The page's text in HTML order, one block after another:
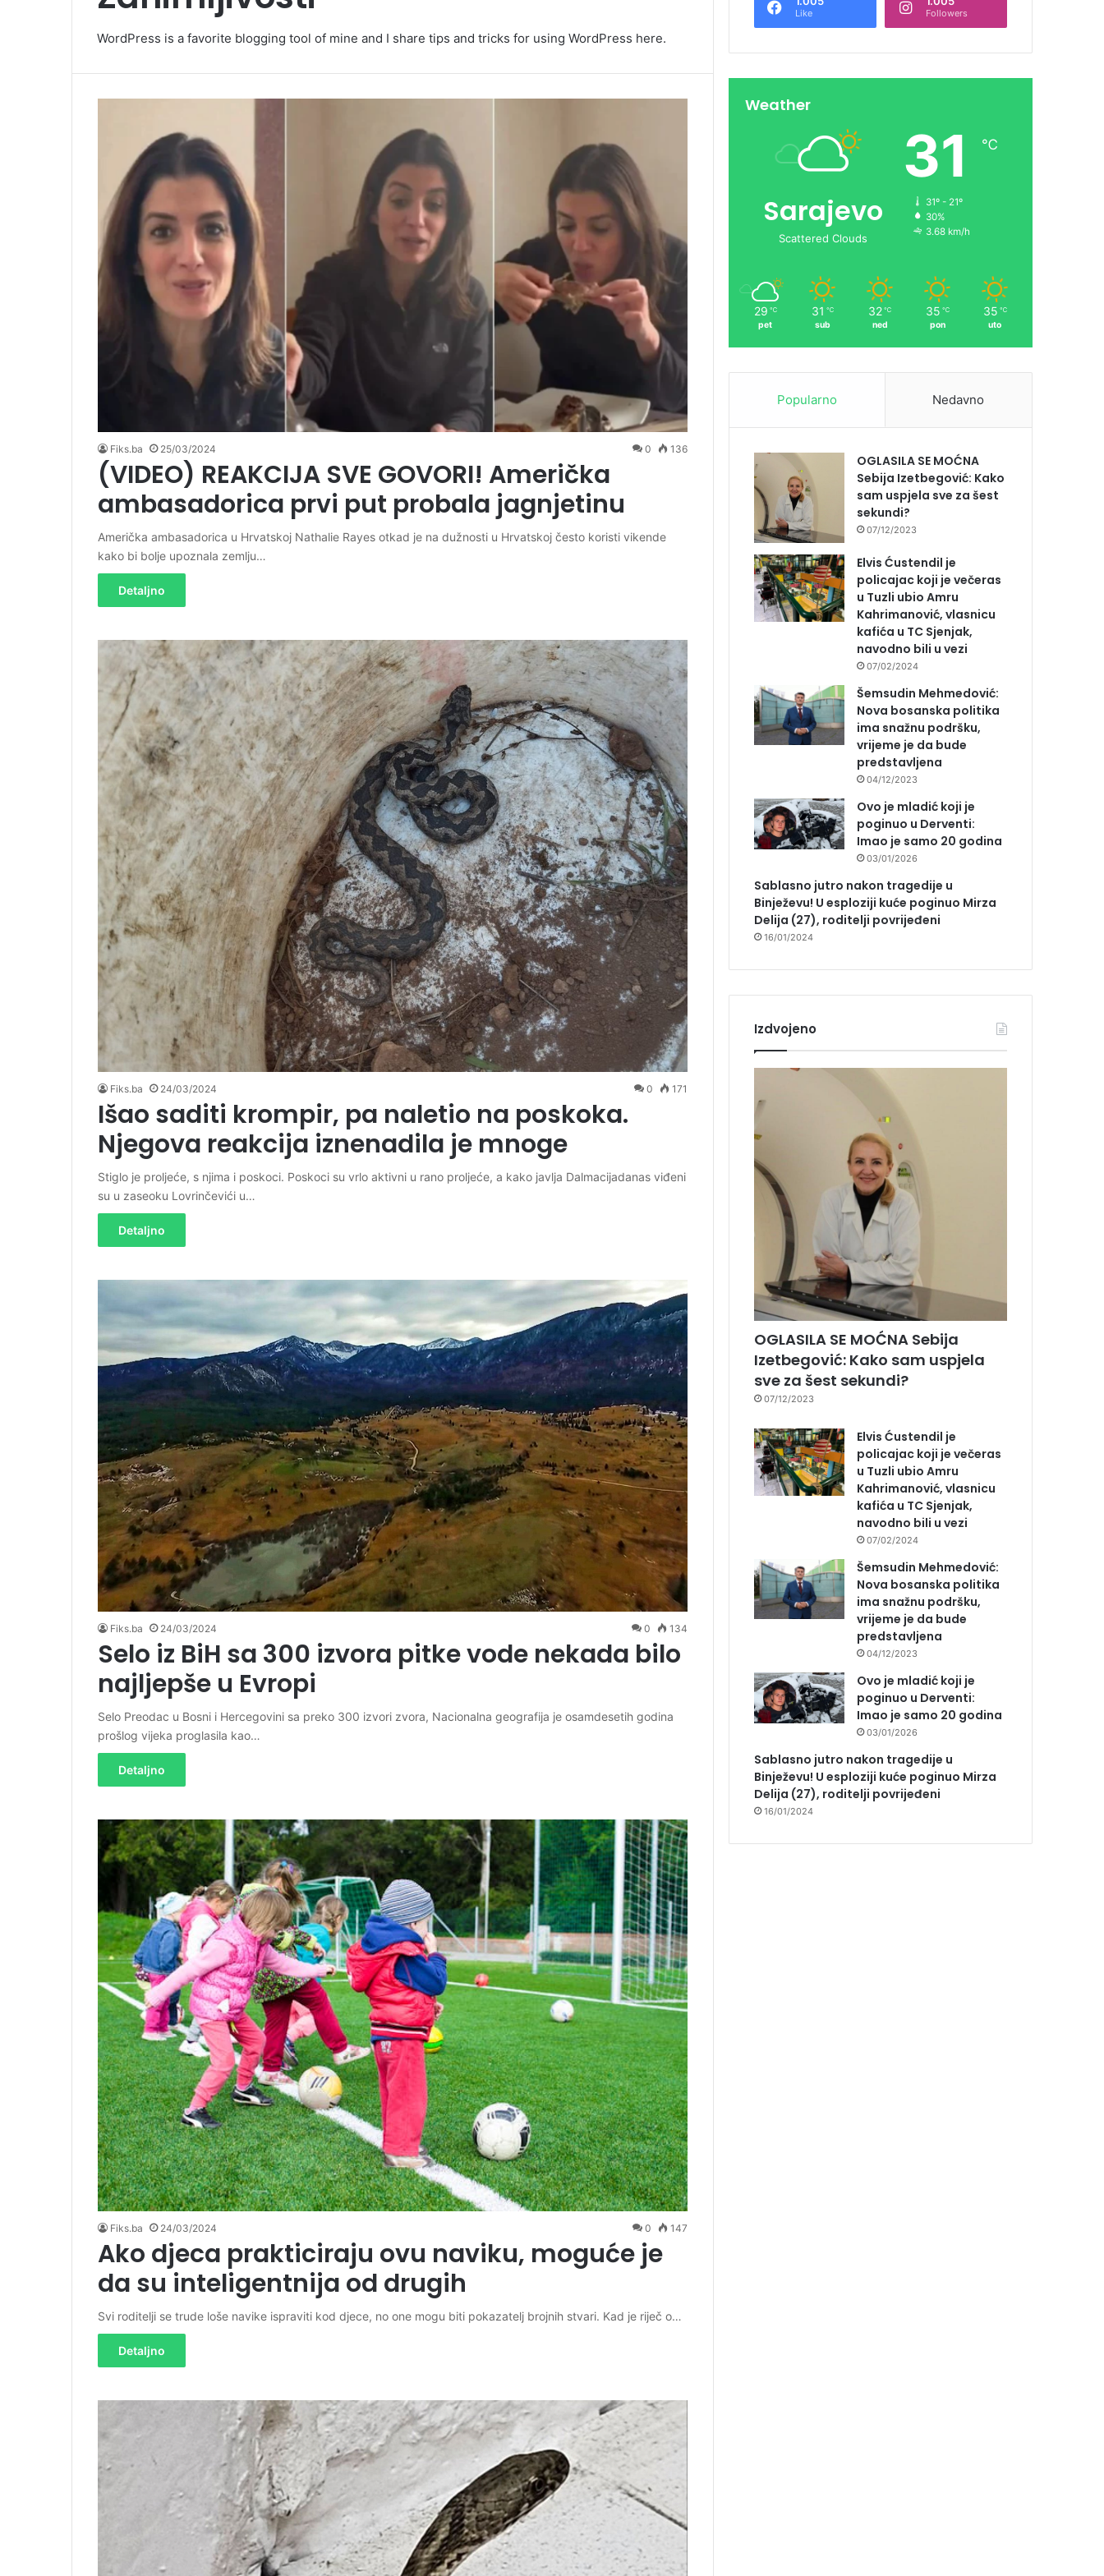
WordPress is a favorite blogging tool of mine and I share tips and tricks for using WordPress here.
Fiks.ba 25/03/2024 0 136
(VIDEO) REAKCIJA SVE GOVORI! Američka
ambasadorica prvi put probala jagnjetinu
Američka ambasadorica u Hrvatskoj Nathalie Rayes otkad je na dužnosti u Hrvatskoj često koristi vikende
kako bi bolje upoznala zemlju…
Detaljno
Fiks.ba 24/03/2024 0 171
Išao saditi krompir, pa naletio na poskoka.
Njegova reakcija iznenadila je mnoge
Stiglo je proljeće, s njima i poskoci. Poskoci su vrlo aktivni u rano proljeće, a kako javlja Dalmacijadanas viđeni
su u zaseoku Lovrinčevići u…
Detaljno
Fiks.ba 24/03/2024 0 134
Selo iz BiH sa 300 izvora pitke vode nekada bilo
najljepše u Evropi
Selo Preodac u Bosni i Hercegovini sa preko 300 izvori zvora, Nacionalna geografija je osamdesetih godina
prošlog vijeka proglasila kao…
Detaljno
Fiks.ba 24/03/2024 0 147
Ako djeca prakticiraju ovu naviku, moguće je
da su inteligentnija od drugih
Svi roditelji se trude loše navike ispraviti kod djece, no one mogu biti pokazatelj brojnih stvari. Kad je riječ o…
Detaljno
Like Followers
Weather
Sarajevo
Scattered Clouds
31 ℃
31º - 21º
30%
3.68 km/h
29 ℃
pet
31 ℃
sub
32 ℃
ned
35 ℃
pon
35 ℃
uto
Popularno Nedavno
OGLASILA SE MOĆNA
Sebija Izetbegović: Kako
sam uspjela sve za šest
sekundi?
07/12/2023
Elvis Ćustendil je
policajac koji je večeras
u Tuzli ubio Amru
Kahrimanović, vlasnicu
kafića u TC Sjenjak,
navodno bili u vezi
07/02/2024
Šemsudin Mehmedović:
Nova bosanska politika
ima snažnu podršku,
vrijeme je da bude
predstavljena
04/12/2023
Ovo je mladić koji je
poginuo u Derventi:
Imao je samo 20 godina
03/01/2026
Sablasno jutro nakon tragedije u
Binježevu! U esploziji kuće poginuo Mirza
Delija (27), roditelji povrijeđeni
16/01/2024
Izdvojeno
OGLASILA SE MOĆNA Sebija
Izetbegović: Kako sam uspjela
sve za šest sekundi?
07/12/2023
Elvis Ćustendil je
policajac koji je večeras
u Tuzli ubio Amru
Kahrimanović, vlasnicu
kafića u TC Sjenjak,
navodno bili u vezi
07/02/2024
Šemsudin Mehmedović:
Nova bosanska politika
ima snažnu podršku,
vrijeme je da bude
predstavljena
04/12/2023
Ovo je mladić koji je
poginuo u Derventi:
Imao je samo 20 godina
03/01/2026
Sablasno jutro nakon tragedije u
Binježevu! U esploziji kuće poginuo Mirza
Delija (27), roditelji povrijeđeni
16/01/2024